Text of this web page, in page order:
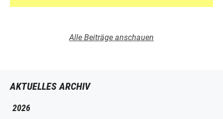
Alle Beiträge anschauen
AKTUELLES ARCHIV
2026